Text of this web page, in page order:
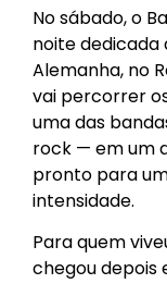
No sábado, o
noite dedicada
Alemanha, no
vai percorrer
uma das
rock — em um
pronto para
intensidade.
Para quem
chegou depois